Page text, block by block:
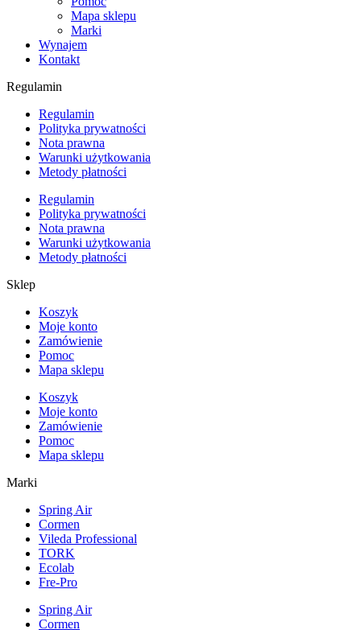
Mapa sklepu
Marki
Wynajem
Kontakt
Regulamin
Regulamin
Polityka prywatności
Nota prawna
Warunki użytkowania
Metody płatności
Regulamin
Polityka prywatności
Nota prawna
Warunki użytkowania
Metody płatności
Sklep
Koszyk
Moje konto
Zamówienie
Pomoc
Mapa sklepu
Koszyk
Moje konto
Zamówienie
Pomoc
Mapa sklepu
Marki
Spring Air
Cormen
Vileda Professional
TORK
Ecolab
Fre-Pro
Spring Air
Cormen